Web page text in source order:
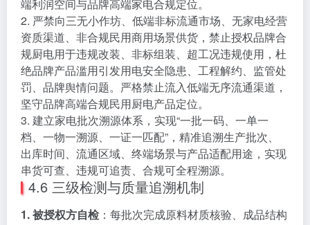
端利润空间与品牌高端家电合规定位。
2. 严禁向三无小作坊、低端非标流通市场、无家电经营
资质渠道、非合规民用商用场景供货，禁止授权品牌合
规厨电用于违规改装、非标组装、超工况违规使用，杜
绝品牌产品滥用引发用电安全隐患、工程解约、监管处
罚、品牌舆情问题。严格禁止流入低端无序流通渠道，
坚守品牌高端合规民用厨电产品定位。
3. 建立家电批次溯源体系，实现“一批一码、一单一
档、一物一溯源、一证一匹配”，精准追溯生产批次、
出库时间、流通区域、终端场景与产品适配用途，实现
串货可查、违规可追责、合规可全程溯源。
4.6 三级检测与质量追溯机制
1. 被授权方自检：每批次完成原料材质核验、成品结构